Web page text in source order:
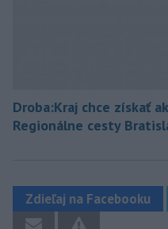
Droba:Kraj chce získať
Regionálne cesty
Zdieľaj na Facebooku